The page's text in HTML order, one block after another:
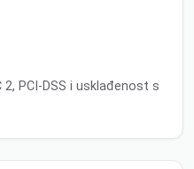
2, PCI-DSS i usklađenost s